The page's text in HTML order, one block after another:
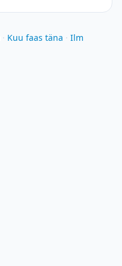
· Kuu faas täna · Ilm